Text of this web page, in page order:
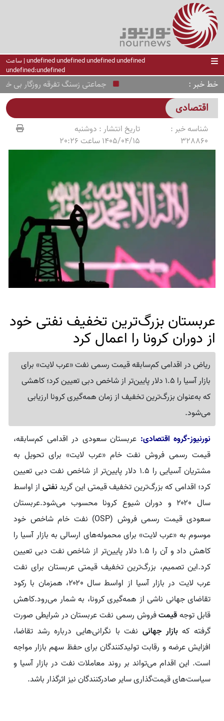
undefined undefined undefined undefined | ساعت
undefined:undefined
خط خبر جماعتی زسنگ تفرقه روزگار بی خبرند
اقتصادی
شناسه خبر :
328860
تاریخ انتشار : دوشنبه
1405/04/15 ساعت 20:26
عربستان بزرگ‌ترین تخفیف نفتی خود
از دوران کرونا را اعمال کرد
ریاض در اقدامی کم‌سابقه قیمت رسمی نفت «عرب لایت» برای
بازار آسیا را 1.5 دلار پایین‌تر از شاخص دبی تعیین کرد؛ کاهشی
که به‌عنوان بزرگ‌ترین تخفیف از زمان همه‌گیری کرونا ارزیابی
می‌شود.
نورنیوز-گروه اقتصادی: عربستان سعودی در اقدامی کم‌سابقه،
قیمت رسمی فروش نفت خام «عرب لایت» برای تحویل به
مشتریان آسیایی را ۱.۵ دلار پایین‌تر از شاخص نفت دبی تعیین
کرد؛ اقدامی که بزرگ‌ترین تخفیف قیمتی این گریدنفتی از اواسط
سال ۲۰۲۰ و دوران شیوع کرونا محسوب می‌شود.عربستان
سعودی قیمت رسمی فروش (OSP) نفت خام شاخص خود
موسوم به «عرب لایت» برای محموله‌های ارسالی به بازار آسیا را
کاهش داد و آن را ۱.۵ دلار پایین‌تر از شاخص نفت دبی تعیین
کرد.این تصمیم، بزرگ‌ترین تخفیف قیمتی عربستان برای نفت
عرب لایت در بازار آسیا از اواسط سال ۲۰۲۰، همزمان با رکود
تقاضای جهانی ناشی از همه‌گیری کرونا، به شمار می‌رود.کاهش
قابل توجهقیمتفروش رسمی نفت عربستان در شرایطی صورت
گرفته کهبازار جهانی نفت با نگرانی‌هایی درباره رشد تقاضا،
افزایش عرضه و رقابت تولیدکنندگان برای حفظ سهم بازار مواجه
است. این اقدام می‌تواند بر روند معاملات نفت در بازار آسیا و
سیاست‌های قیمت‌گذاری سایر صادرکنندگان نیز اثرگذار باشد.